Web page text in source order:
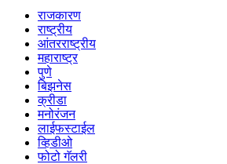
राजकारण
राष्ट्रीय
आंतरराष्ट्रीय
महाराष्ट्र
पुणे
बिझनेस
क्रीडा
मनोरंजन
लाईफस्टाईल
व्हिडीओ
फोटो गॅलरी